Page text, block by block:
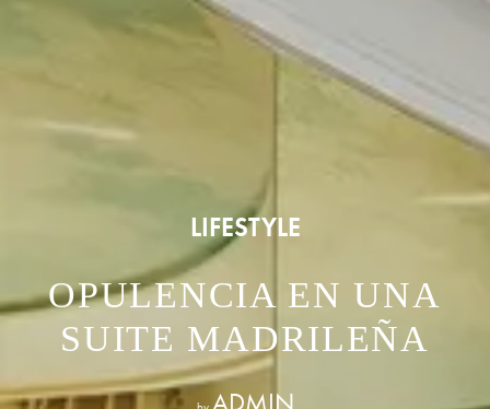
LIFESTYLE
OPULENCIA EN UNA
SUITE MADRILEÑA
ADMIN